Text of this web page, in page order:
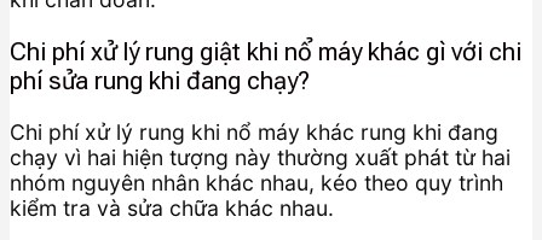
Chi phí xử lý rung giật khi nổ máy khác gì với chi
phí sửa rung khi đang chạy?
Chi phí xử lý rung khi nổ máy khác rung khi đang
chạy vì hai hiện tượng này thường xuất phát từ hai
nhóm nguyên nhân khác nhau, kéo theo quy trình
kiểm tra và sửa chữa khác nhau.